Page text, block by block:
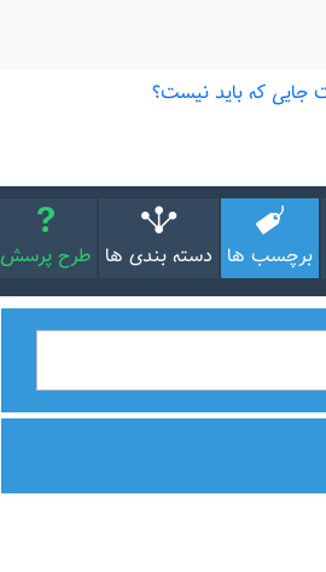
برچسب ها دسته بندی ها طرح پرسش